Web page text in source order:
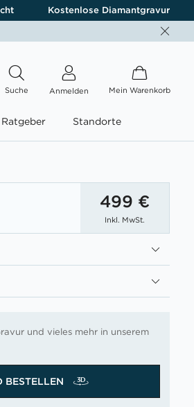
Kostenlose Diamantgravur
Suche Anmelden Mein Warenkorb
Ratgeber Standorte
499 €
Inkl. MwSt.
und vieles mehr in unserem
BESTELLEN